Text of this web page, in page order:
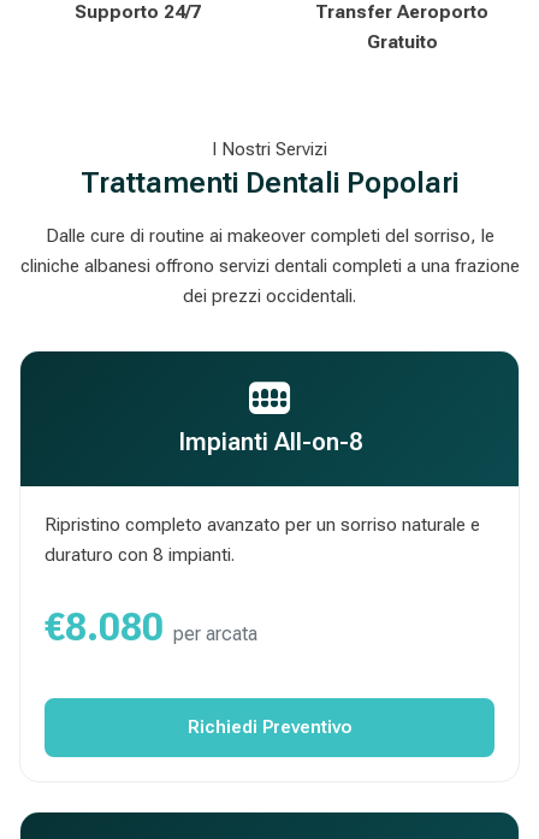
Supporto 24/7
Transfer Aeroporto
Gratuito
I Nostri Servizi
Trattamenti Dentali Popolari
Dalle cure di routine ai makeover completi del sorriso, le
cliniche albanesi offrono servizi dentali completi a una frazione
dei prezzi occidentali.
Impianti All-on-8
Ripristino completo avanzato per un sorriso naturale e
duraturo con 8 impianti.
€8.080 per arcata
Richiedi Preventivo